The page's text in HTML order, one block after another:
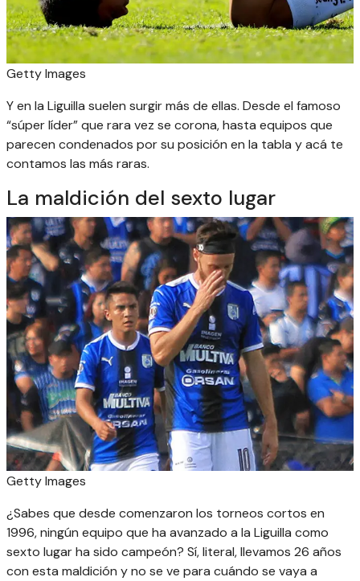
Getty Images
Y en la Liguilla suelen surgir más de ellas. Desde el famoso
“súper líder” que rara vez se corona, hasta equipos que
parecen condenados por su posición en la tabla y acá te
contamos las más raras.
La maldición del sexto lugar
Getty Images
¿Sabes que desde comenzaron los torneos cortos en
1996, ningún equipo que ha avanzado a la Liguilla como
sexto lugar ha sido campeón? Sí, literal, llevamos 26 años
con esta maldición y no se ve para cuándo se vaya a